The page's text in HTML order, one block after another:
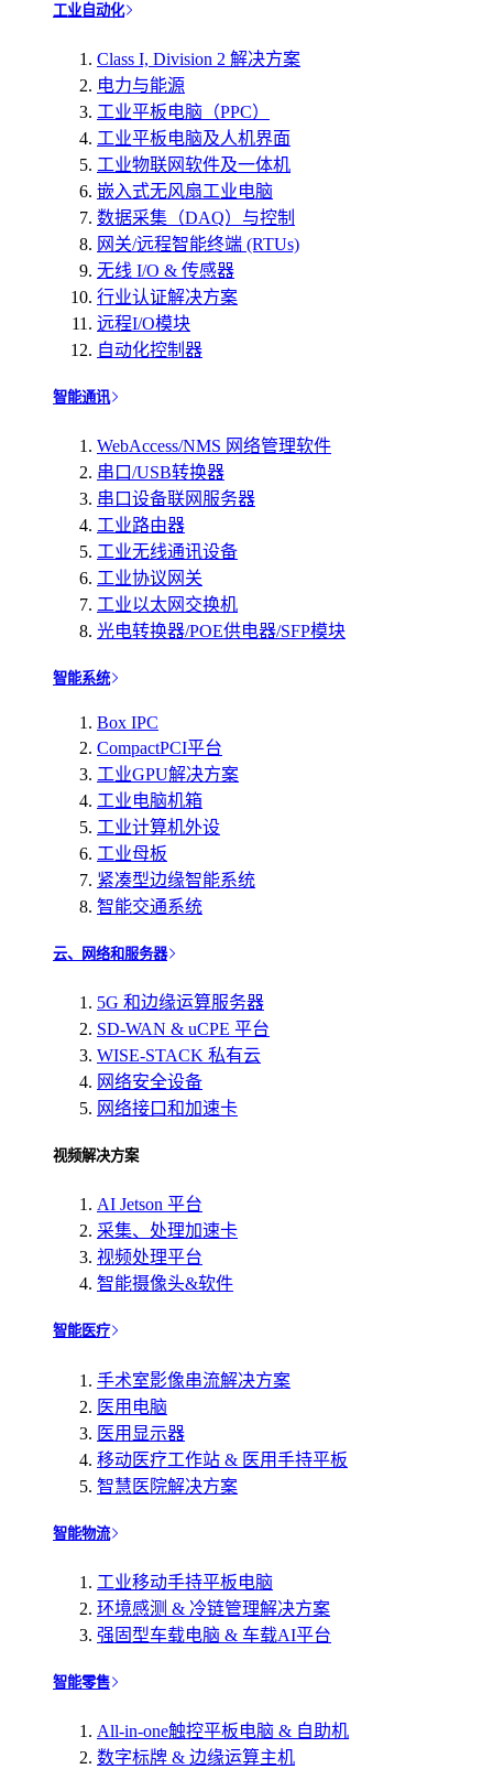
工业自动化
Class I, Division 2 解决方案
电力与能源
工业平板电脑（PPC）
工业平板电脑及人机界面
工业物联网软件及一体机
嵌入式无风扇工业电脑
数据采集（DAQ）与控制
网关/远程智能终端 (RTUs)
无线 I/O & 传感器
行业认证解决方案
远程I/O模块
自动化控制器
智能通讯
WebAccess/NMS 网络管理软件
串口/USB转换器
串口设备联网服务器
工业路由器
工业无线通讯设备
工业协议网关
工业以太网交换机
光电转换器/POE供电器/SFP模块
智能系统
Box IPC
CompactPCI平台
工业GPU解决方案
工业电脑机箱
工业计算机外设
工业母板
紧凑型边缘智能系统
智能交通系统
云、网络和服务器
5G 和边缘运算服务器
SD-WAN & uCPE 平台
WISE-STACK 私有云
网络安全设备
网络接口和加速卡
视频解决方案
AI Jetson 平台
采集、处理加速卡
视频处理平台
智能摄像头&软件
智能医疗
手术室影像串流解决方案
医用电脑
医用显示器
移动医疗工作站 & 医用手持平板
智慧医院解决方案
智能物流
工业移动手持平板电脑
环境感测 & 冷链管理解决方案
强固型车载电脑 & 车载AI平台
智能零售
All-in-one触控平板电脑 & 自助机
数字标牌 & 边缘运算主机